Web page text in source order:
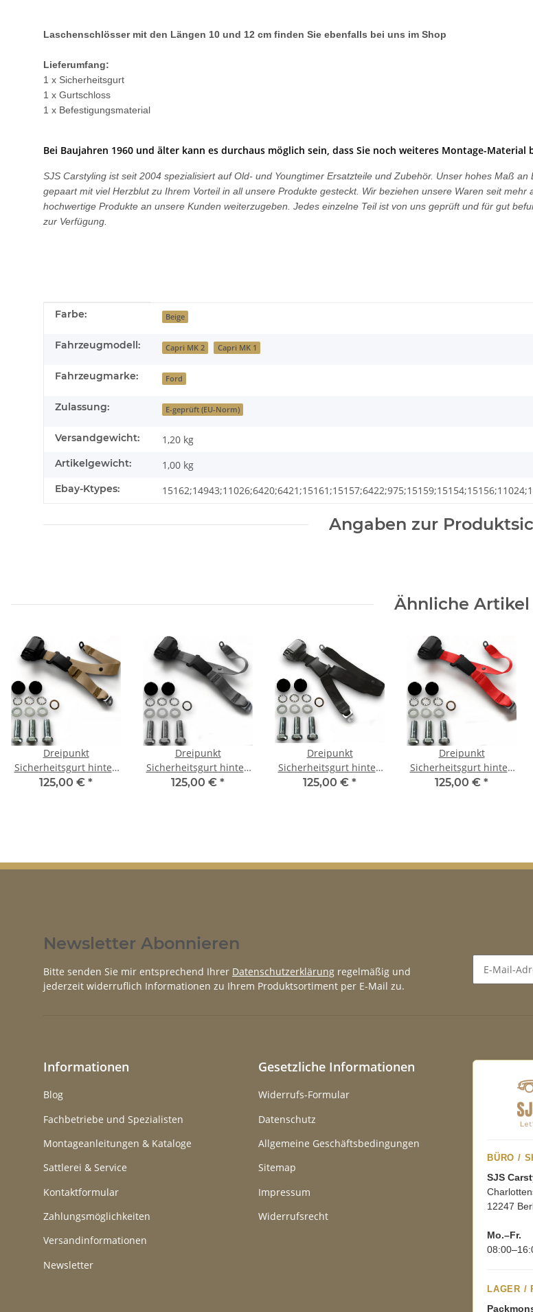
Laschenschlösser mit den Längen 10 und 12 cm finden Sie ebenfalls bei uns im Shop
Lieferumfang:
1 x Sicherheitsgurt
1 x Gurtschloss
1 x Befestigungsmaterial
Bei Baujahren 1960 und älter kann es durchaus möglich sein, dass Sie noch weiteres Montage-
SJS Carstyling ist seit 2004 spezialisiert auf Old- und Youngtimer Ersatzteile und Zubehör. Unser hohes Maß
gepaart mit viel Herzblut zu Ihrem Vorteil in all unsere Produkte gesteckt. Wir beziehen unsere Waren seit
hochwertige Produkte an unsere Kunden weiterzugeben. Jedes einzelne Teil ist von uns geprüft und für gut
zur Verfügung.
Produkteigenschaft
Wert
Farbe: Beige
Fahrzeugmodell: Capri MK 2 Capri MK 1
Fahrzeugmarke: Ford
Zulassung: E-geprüft (EU-Norm)
Versandgewicht: 1,20 kg
Artikelgewicht: 1,00 kg
Ebay-Ktypes:
Angaben zur
Ähnliche Artikel
Dreipunkt
Sicherheitsgurt hinten
50cm Bandschloss
125,00 € *
Dreipunkt
Sicherheitsgurt hinten
30cm Bandschloss grau
125,00 € *
Dreipunkt
Sicherheitsgurt hinten
30cm Bandschloss
125,00 € *
Dreipunkt
Sicherheitsgurt hinten
50cm Bandschloss rot
125,00 € *
Newsletter Abonnieren
Bitte senden Sie mir entsprechend Ihrer Datenschutzerklärung regelmäßig und
jederzeit widerruflich Informationen zu Ihrem Produktsortiment per E-Mail zu.
Informationen
Blog
Fachbetriebe und Spezialisten
Montageanleitungen & Kataloge
Sattlerei & Service
Kontaktformular
Zahlungsmöglichkeiten
Versandinformationen
Newsletter
Gesetzliche Informationen
Widerrufs-Formular
Datenschutz
Allgemeine Geschäftsbedingungen
Sitemap
Impressum
Widerrufsrecht
BÜRO /
SJS
12247
Mo.–Fr.
LAGER /